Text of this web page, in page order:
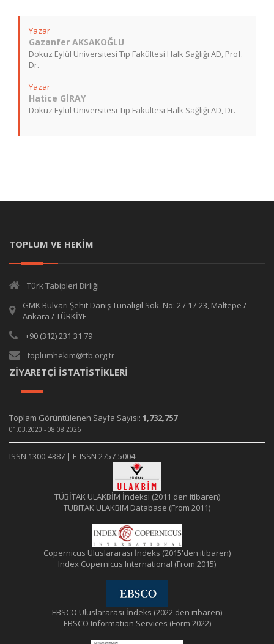
Yazar
Gazanfer AKSAKOĞLU
Dokuz Eylül Üniversitesi Tıp Fakültesi Halk Sağlığı AD, Prof.
Dr.
Yazar
Hatice GİRAY
Dokuz Eylül Üniversitesi Tıp Fakültesi Halk Sağlığı AD, Dr.
TOPLUM VE HEKİM
Türk Tabipleri Birliği
GMK Bulvarı Şehit Daniş Tunalıgil Sok. No: 2 / 17-23, Maltepe /
Ankara / TÜRKİYE
+90 (312) 231 31 79
toplumhekim@ttb.org.tr
ZİYARETÇİ İSTATİSTİKLERİ
Toplam Görüntülenen Sayfa Sayısı: 1,732,757
01.03.2020 - 08.08.2026
ISSN 1300-4387 | E-ISSN 2757-5004
TÜBİTAK ULAKBİM İndeksi (2011'den itibaren)
TUBITAK ULAKBIM Database (From 2011)
Copernicus Uluslararası İndeks (2015'den itibaren)
Index Copernicus International (From 2015)
EBSCO Uluslararası İndeks (2022'den itibaren)
EBSCO Information Services (Form 2022)